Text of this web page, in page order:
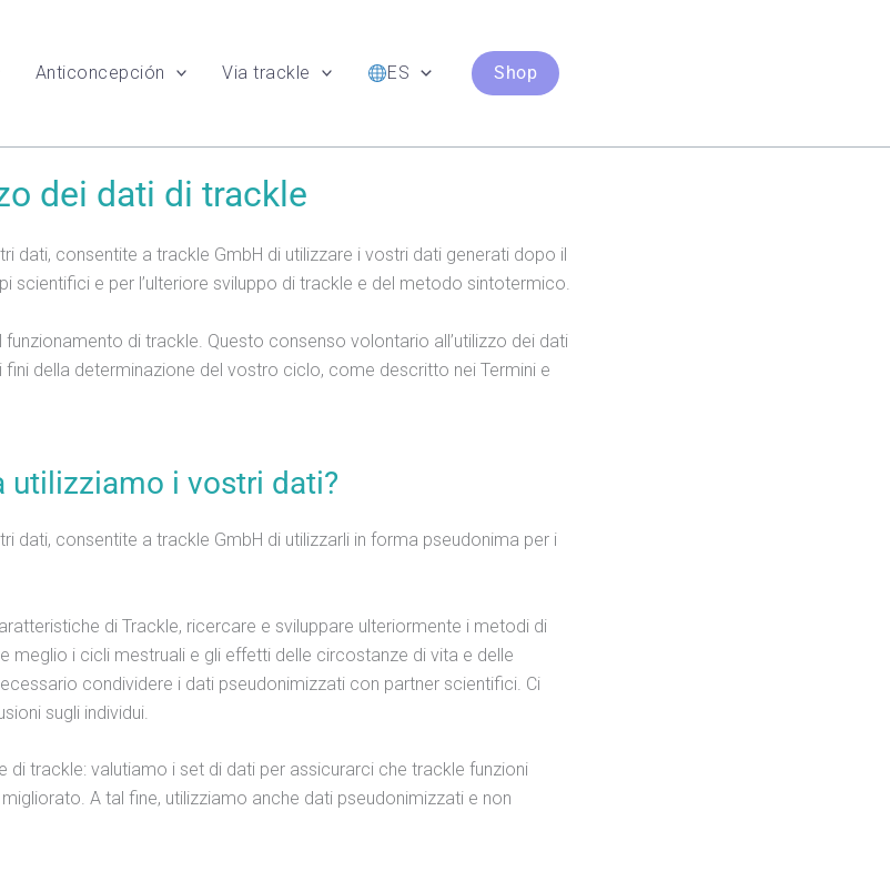
Anticoncepción Via trackle ES Shop
dei dati di trackle
dati, consentite a trackle GmbH di utilizzare i vostri dati generati dopo il
scientifici e per l’ulteriore sviluppo di trackle e del metodo sintotermico.
di trackle. Questo consenso volontario all’utilizzo dei dati
della determinazione del vostro ciclo, come descritto nei Termini e
utilizziamo i vostri dati?
dati, consentite a trackle GmbH di utilizzarli in forma pseudonima per i
di Trackle, ricercare e sviluppare ulteriormente i metodi di
meglio i cicli mestruali e gli effetti delle circostanze di vita e delle
condividere i dati pseudonimizzati con partner scientifici. Ci
sugli individui.
di trackle: valutiamo i set di dati per assicurarci che trackle funzioni
A tal fine, utilizziamo anche dati pseudonimizzati e non